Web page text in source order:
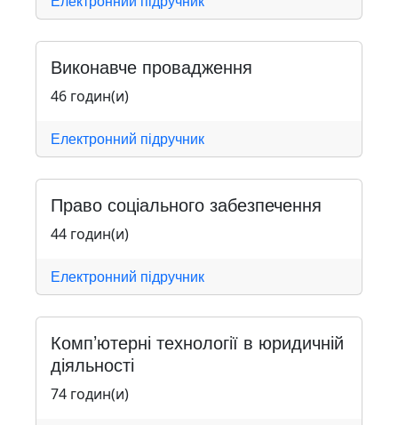
Виконавче провадження
46 годин(и)
Електронний підручник
Право соціального забезпечення
44 годин(и)
Електронний підручник
Комп’ютерні технології в юридичній
діяльності
74 годин(и)